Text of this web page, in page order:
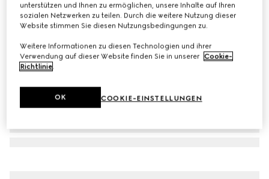
unterstützen und Ihnen zu ermöglichen, unsere Inhalte auf Ihren
sozialen Netzwerken zu teilen. Durch die weitere Nutzung dieser
Website stimmen Sie diesen Nutzungsbedingungen zu.
Weitere Informationen zu diesen Technologien und ihrer
Verwendung auf dieser Website finden Sie in unserer Cookie-
Richtlinie.
COOKIE-EINSTELLUNGEN
OK